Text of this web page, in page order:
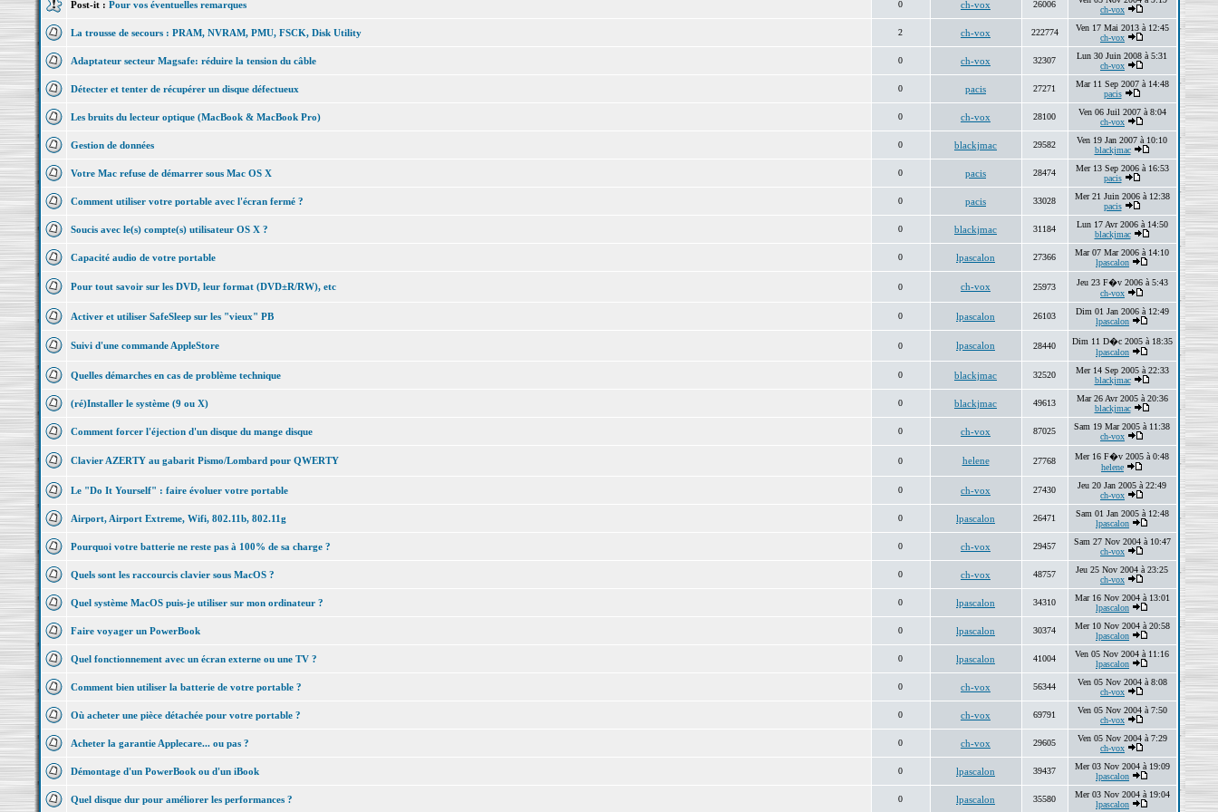
Post-it : Pour vos éventuelles remarques 0 ch-vox 26006
ch-vox
La trousse de secours : PRAM, NVRAM, PMU, FSCK, Disk Utility 2 ch-vox 222774
Ven 17 Mai 2013 à 12:45
ch-vox
Adaptateur secteur Magsafe: réduire la tension du câble 0 ch-vox 32307
Lun 30 Juin 2008 à 5:31
ch-vox
Détecter et tenter de récupérer un disque défectueux 0 pacis 27271
Mar 11 Sep 2007 à 14:48
pacis
Les bruits du lecteur optique (MacBook & MacBook Pro) 0 ch-vox 28100
Ven 06 Juil 2007 à 8:04
ch-vox
Gestion de données 0 blackjmac 29582
Ven 19 Jan 2007 à 10:10
blackjmac
Votre Mac refuse de démarrer sous Mac OS X 0 pacis 28474
Mer 13 Sep 2006 à 16:53
pacis
Comment utiliser votre portable avec l'écran fermé ? 0 pacis 33028
Mer 21 Juin 2006 à 12:38
pacis
Soucis avec le(s) compte(s) utilisateur OS X ? 0 blackjmac 31184
Lun 17 Avr 2006 à 14:50
blackjmac
Capacité audio de votre portable 0 lpascalon 27366
Mar 07 Mar 2006 à 14:10
lpascalon
Pour tout savoir sur les DVD, leur format (DVD±R/RW), etc 0 ch-vox 25973
Jeu 23 F�v 2006 à 5:43
ch-vox
Activer et utiliser SafeSleep sur les "vieux" PB 0 lpascalon 26103
Dim 01 Jan 2006 à 12:49
lpascalon
Suivi d'une commande AppleStore 0 lpascalon 28440
Dim 11 D�c 2005 à 18:35
lpascalon
Quelles démarches en cas de problème technique 0 blackjmac 32520
Mer 14 Sep 2005 à 22:33
blackjmac
(ré)Installer le système (9 ou X) 0 blackjmac 49613
Mar 26 Avr 2005 à 20:36
blackjmac
Comment forcer l'éjection d'un disque du mange disque 0 ch-vox 87025
Sam 19 Mar 2005 à 11:38
ch-vox
Clavier AZERTY au gabarit Pismo/Lombard pour QWERTY 0 helene 27768
Mer 16 F�v 2005 à 0:48
helene
Le "Do It Yourself" : faire évoluer votre portable 0 ch-vox 27430
Jeu 20 Jan 2005 à 22:49
ch-vox
Airport, Airport Extreme, Wifi, 802.11b, 802.11g 0 lpascalon 26471
Sam 01 Jan 2005 à 12:48
lpascalon
Pourquoi votre batterie ne reste pas à 100% de sa charge ? 0 ch-vox 29457
Sam 27 Nov 2004 à 10:47
ch-vox
Quels sont les raccourcis clavier sous MacOS ? 0 ch-vox 48757
Jeu 25 Nov 2004 à 23:25
ch-vox
Quel système MacOS puis-je utiliser sur mon ordinateur ? 0 lpascalon 34310
Mar 16 Nov 2004 à 13:01
lpascalon
Faire voyager un PowerBook 0 lpascalon 30374
Mer 10 Nov 2004 à 20:58
lpascalon
Quel fonctionnement avec un écran externe ou une TV ? 0 lpascalon 41004
Ven 05 Nov 2004 à 11:16
lpascalon
Comment bien utiliser la batterie de votre portable ? 0 ch-vox 56344
Ven 05 Nov 2004 à 8:08
ch-vox
Où acheter une pièce détachée pour votre portable ? 0 ch-vox 69791
Ven 05 Nov 2004 à 7:50
ch-vox
Acheter la garantie Applecare... ou pas ? 0 ch-vox 29605
Ven 05 Nov 2004 à 7:29
ch-vox
Démontage d'un PowerBook ou d'un iBook 0 lpascalon 39437
Mer 03 Nov 2004 à 19:09
lpascalon
Quel disque dur pour améliorer les performances ? 0 lpascalon 35580
Mer 03 Nov 2004 à 19:04
lpascalon